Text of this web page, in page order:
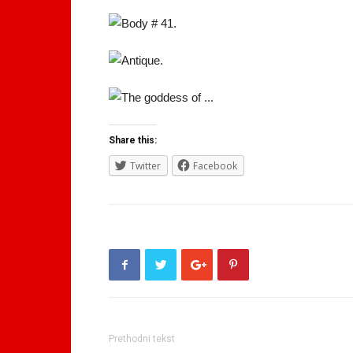
Share this:
Twitter Facebook
Prethodni tekst